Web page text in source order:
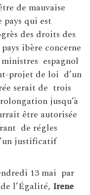
de mauvaise
pays qui est
des droits des
ibère concerne
espagnol
projet de loi d’un
serait de trois
jusqu’à
être autorisée
de régles
justificatif
13 mai par
l’Égalité, Irene